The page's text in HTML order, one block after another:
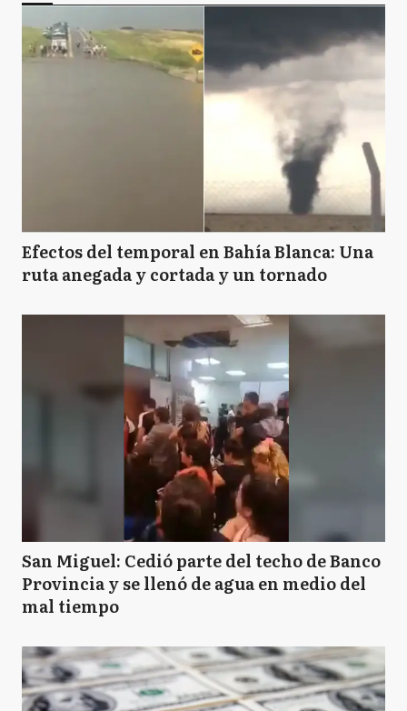
Efectos del temporal en Bahía Blanca: Una
ruta anegada y cortada y un tornado
San Miguel: Cedió parte del techo de Banco
Provincia y se llenó de agua en medio del
mal tiempo